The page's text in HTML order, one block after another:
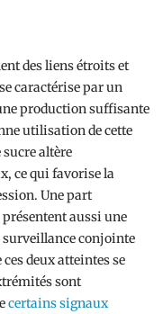
des liens étroits et
caractérise par un
production suffisante
utilisation de cette
sucre altère
ce qui favorise la
Une part
aussi une
surveillance conjointe
deux atteintes se
sont
certains signaux